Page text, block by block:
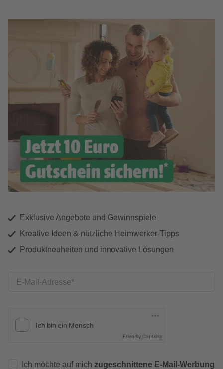
Exklusive Angebote und Gewinnspiele
Kreative Ideen & nützliche Heimwerker-Tipps
Produktneuheiten und innovative Lösungen
E-Mail-Adresse
Friendly Captcha
Ich möchte auf mich zugeschnittene E-Mail-Werbung